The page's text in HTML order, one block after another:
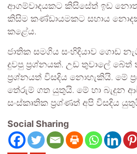
ආගම්වාදයකට කිසිසේත්‍ ඉඩ
කිසිම කණ්ඩායමකට සහාය
කළේය.
ජාතික සමගිය සංහිදියාව ගොඩ
දුවපු ප්‍රශ්නයක්. උඩ තුවාලේ
ප්‍රශ්නයත් විසදිය නොහැකියි. මේ
තේරුම් ගත යුතුයි. මේ හා බැදුන
සංස්කෘතික ප්‍රශ්ණත් අපි විසදිය
Social Sharing